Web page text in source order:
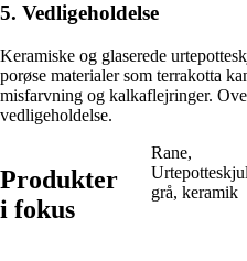
5. Vedligeholdelse
Keramiske og glaserede
porøse materialer som terrakotta
misfarvning og kalkaflejringer.
vedligeholdelse.
Produkter
i fokus
Rane,
grå, keramik